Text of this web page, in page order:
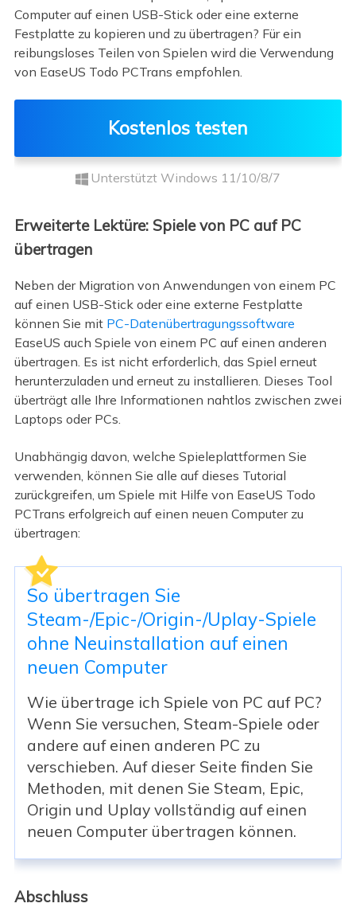
Computer auf einen USB-Stick oder eine externe
Festplatte zu kopieren und zu übertragen? Für ein
reibungsloses Teilen von Spielen wird die Verwendung
von EaseUS Todo PCTrans empfohlen.
Kostenlos testen
Unterstützt Windows 11/10/8/7
Erweiterte Lektüre: Spiele von PC auf PC
übertragen
Neben der Migration von Anwendungen von einem PC
auf einen USB-Stick oder eine externe Festplatte
können Sie mit PC-Datenübertragungssoftware
EaseUS auch Spiele von einem PC auf einen anderen
übertragen. Es ist nicht erforderlich, das Spiel erneut
herunterzuladen und erneut zu installieren. Dieses Tool
überträgt alle Ihre Informationen nahtlos zwischen zwei
Laptops oder PCs.
Unabhängig davon, welche Spieleplattformen Sie
verwenden, können Sie alle auf dieses Tutorial
zurückgreifen, um Spiele mit Hilfe von EaseUS Todo
PCTrans erfolgreich auf einen neuen Computer zu
übertragen:
So übertragen Sie
Steam-/Epic-/Origin-/Uplay-Spiele
ohne Neuinstallation auf einen
neuen Computer
Wie übertrage ich Spiele von PC auf PC?
Wenn Sie versuchen, Steam-Spiele oder
andere auf einen anderen PC zu
verschieben. Auf dieser Seite finden Sie
Methoden, mit denen Sie Steam, Epic,
Origin und Uplay vollständig auf einen
neuen Computer übertragen können.
Abschluss